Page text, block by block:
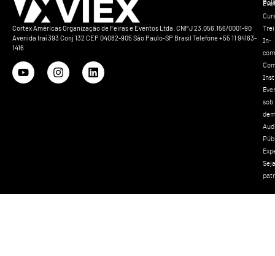
Cortex Américas Organização de Feiras e Eventos Ltda. CNPJ 23.056.156/0001-90
Avenida Iraí 393 Conj 132 CEP 04082-905 São Paulo-SP Brasil Telefone +55 11 94163-
1416
In-
sob